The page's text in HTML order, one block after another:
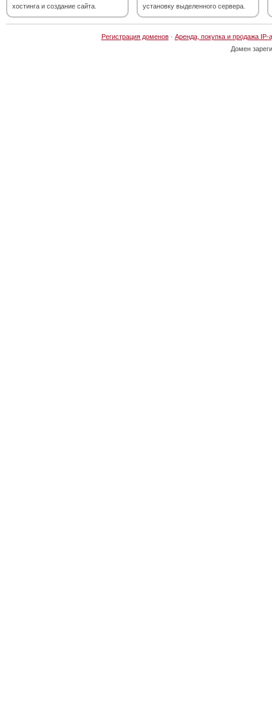
хостинга и создание сайта.
установку выделенного сервера.
Регистрация доменов· Аренда, покупка и продажа IP-
Домен